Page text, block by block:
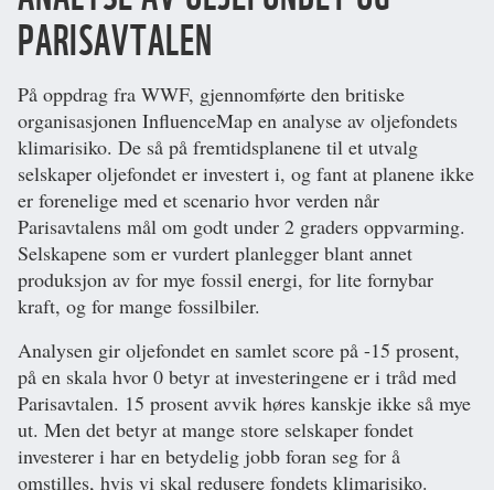
PARISAVTALEN
På oppdrag fra WWF, gjennomførte den britiske
organisasjonen InfluenceMap en analyse av oljefondets
klimarisiko. De så på fremtidsplanene til et utvalg
selskaper oljefondet er investert i, og fant at planene ikke
er forenelige med et scenario hvor verden når
Parisavtalens mål om godt under 2 graders oppvarming.
Selskapene som er vurdert planlegger blant annet
produksjon av for mye fossil energi, for lite fornybar
kraft, og for mange fossilbiler.
Analysen gir oljefondet en samlet score på -15 prosent,
på en skala hvor 0 betyr at investeringene er i tråd med
Parisavtalen. 15 prosent avvik høres kanskje ikke så mye
ut. Men det betyr at mange store selskaper fondet
investerer i har en betydelig jobb foran seg for å
omstilles, hvis vi skal redusere fondets klimarisiko.